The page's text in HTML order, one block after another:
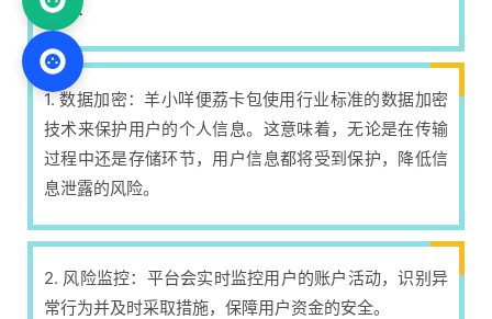
安全：
1. 数据加密：羊小咩便荔卡包使用行业标准的数据加密
技术来保护用户的个人信息。这意味着，无论是在传输
过程中还是存储环节，用户信息都将受到保护，降低信
息泄露的风险。
2. 风险监控：平台会实时监控用户的账户活动，识别异
常行为并及时采取措施，保障用户资金的安全。